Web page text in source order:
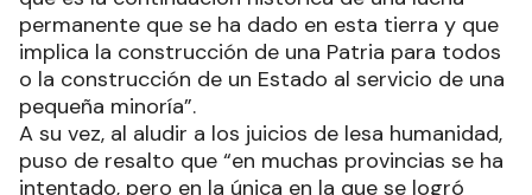
permanente que se ha dado en esta tierra y que
implica la construcción de una Patria para todos
o la construcción de un Estado al servicio de una
pequeña minoría”.
A su vez, al aludir a los juicios de lesa humanidad,
puso de resalto que “en muchas provincias se ha
intentado, pero en la única en la que se logró